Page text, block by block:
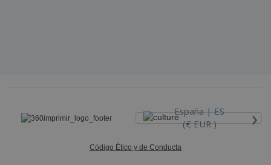
España |ES
(€ EUR )
›
Código Ético y de Conducta